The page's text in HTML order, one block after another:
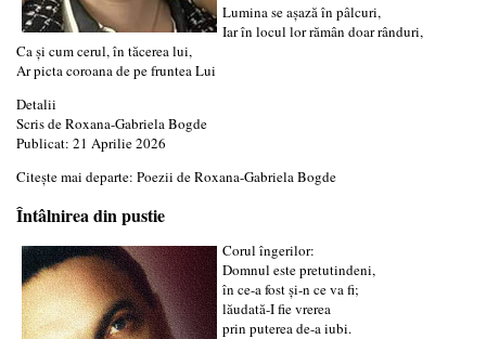
Lumina se așază în pâlcuri,
Iar în locul lor rămân doar rânduri,
Ca și cum cerul, în tăcerea lui,
Ar picta coroana de pe fruntea Lui
Detalii
Scris deRoxana-Gabriela Bogde
Publicat: 21 Aprilie 2026
Citește mai departe: Poezii de Roxana-Gabriela Bogde
Întâlnirea din pustie
Corul îngerilor:
Domnul este pretutindeni,
în ce-a fost şi-n ce va fi;
lăudată-I fie vrerea
prin puterea de-a iubi.